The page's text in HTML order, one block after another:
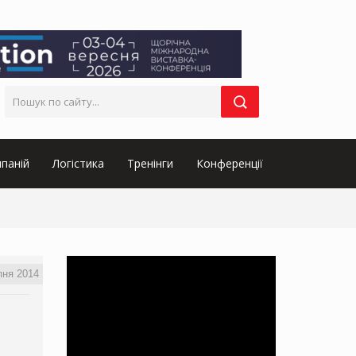
Логістика Тренінги Конференції
2014